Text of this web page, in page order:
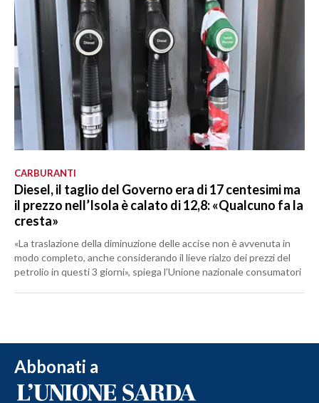
CARBURANTI
Diesel, il taglio del Governo era di 17 centesimi ma
il prezzo nell’Isola è calato di 12,8: «Qualcuno fa la
cresta»
«La traslazione della diminuzione delle accise non è avvenuta in
modo completo, anche considerando il lieve rialzo dei prezzi del
petrolio in questi 3 giorni», spiega l’Unione nazionale consumatori
Abbonati a